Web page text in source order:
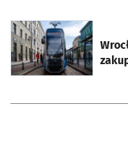
otworzy się w nowej